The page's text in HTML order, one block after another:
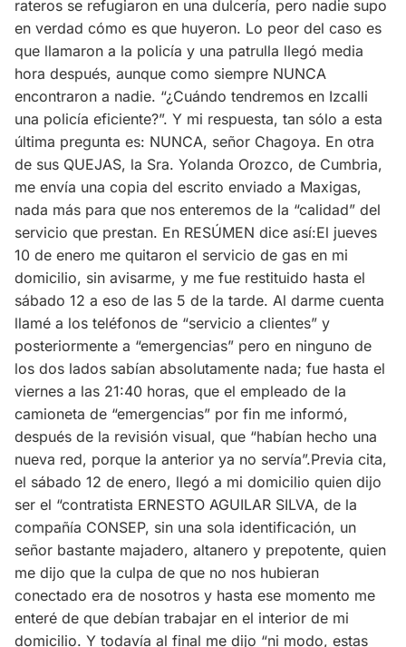
rateros se refugiaron en una dulcería, pero nadie supo
en verdad cómo es que huyeron. Lo peor del caso es
que llamaron a la policía y una patrulla llegó media
hora después, aunque como siempre NUNCA
encontraron a nadie. “¿Cuándo tendremos en Izcalli
una policía eficiente?”. Y mi respuesta, tan sólo a esta
última pregunta es: NUNCA, señor Chagoya. En otra
de sus QUEJAS, la Sra. Yolanda Orozco, de Cumbria,
me envía una copia del escrito enviado a Maxigas,
nada más para que nos enteremos de la “calidad” del
servicio que prestan. En RESÚMEN dice así:El jueves
10 de enero me quitaron el servicio de gas en mi
domicilio, sin avisarme, y me fue restituido hasta el
sábado 12 a eso de las 5 de la tarde. Al darme cuenta
llamé a los teléfonos de “servicio a clientes” y
posteriormente a “emergencias” pero en ninguno de
los dos lados sabían absolutamente nada; fue hasta el
viernes a las 21:40 horas, que el empleado de la
camioneta de “emergencias” por fin me informó,
después de la revisión visual, que “habían hecho una
nueva red, porque la anterior ya no servía”.Previa cita,
el sábado 12 de enero, llegó a mi domicilio quien dijo
ser el “contratista ERNESTO AGUILAR SILVA, de la
compañía CONSEP, sin una sola identificación, un
señor bastante majadero, altanero y prepotente, quien
me dijo que la culpa de que no nos hubieran
conectado era de nosotros y hasta ese momento me
enteré de que debían trabajar en el interior de mi
domicilio. Y todavía al final me dijo “ni modo, estas